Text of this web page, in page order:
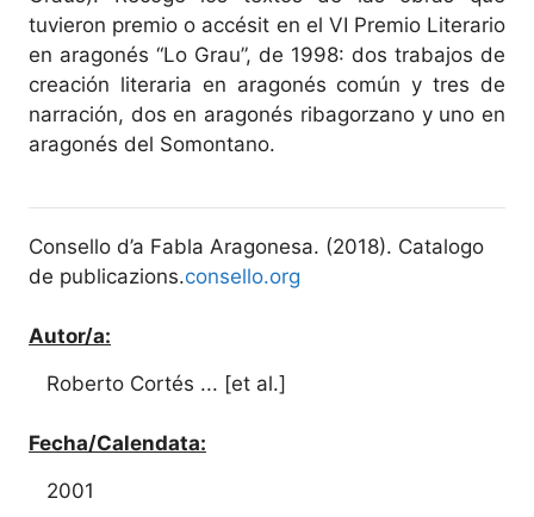
tuvieron premio o accésit en el VI Premio Literario
en aragonés “Lo Grau”, de 1998: dos trabajos de
creación literaria en aragonés común y tres de
narración, dos en aragonés ribagorzano y uno en
aragonés del Somontano.
Consello d’a Fabla Aragonesa. (2018). Catalogo
de publicazions.consello.org
Autor/a:
Roberto Cortés ... [et al.]
Fecha/Calendata:
2001